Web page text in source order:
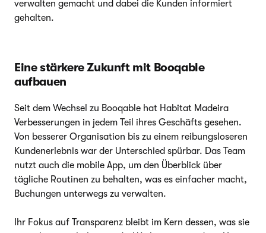
verwalten gemacht und dabei die Kunden informiert
gehalten.
Eine stärkere Zukunft mit Booqable
aufbauen
Seit dem Wechsel zu Booqable hat Habitat Madeira
Verbesserungen in jedem Teil ihres Geschäfts gesehen.
Von besserer Organisation bis zu einem reibungsloseren
Kundenerlebnis war der Unterschied spürbar. Das Team
nutzt auch die mobile App, um den Überblick über
tägliche Routinen zu behalten, was es einfacher macht,
Buchungen unterwegs zu verwalten.
Ihr Fokus auf Transparenz bleibt im Kern dessen, was sie